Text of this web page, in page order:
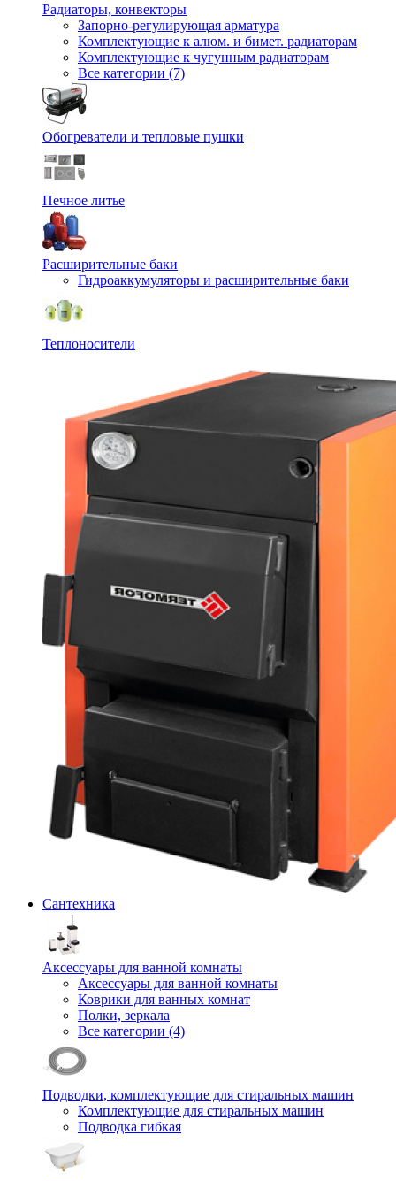
Радиаторы, конвекторы
Запорно-регулирующая арматура
Комплектующие к алюм. и бимет. радиаторам
Комплектующие к чугунным радиаторам
Все категории (7)
Обогреватели и тепловые пушки
Печное литье
Расширительные баки
Гидроаккумуляторы и расширительные баки
Теплоносители
Сантехника
Аксессуары для ванной комнаты
Аксессуары для ванной комнаты
Коврики для ванных комнат
Полки, зеркала
Все категории (4)
Подводки, комплектующие для стиральных машин
Комплектующие для стиральных машин
Подводка гибкая